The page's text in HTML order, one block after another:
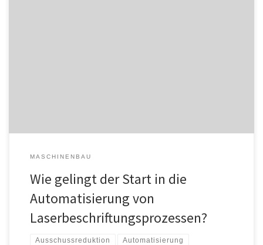
MASCHINENBAU
Wie gelingt der Start in die
Automatisierung von
Laserbeschriftungsprozessen?
Ausschussreduktion Automatisierung